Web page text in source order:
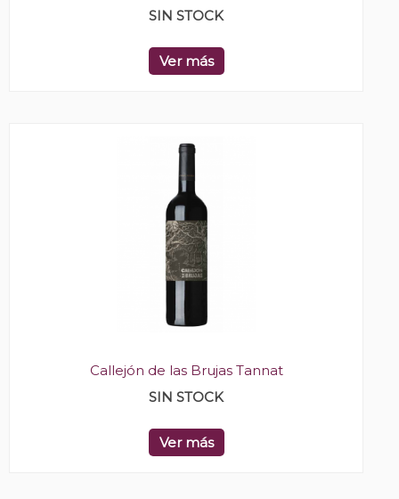
SIN STOCK
Ver más
Callejón de las Brujas Tannat
SIN STOCK
Ver más